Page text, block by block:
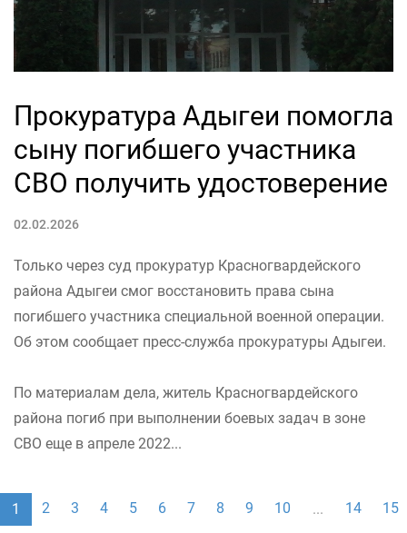
Прокуратура Адыгеи помогла
сыну погибшего участника
СВО получить удостоверение
02.02.2026
Только через суд прокуратур Красногвардейского
района Адыгеи смог восстановить права сына
погибшего участника специальной военной операции.
Об этом сообщает пресс-служба прокуратуры Адыгеи.
По материалам дела, житель Красногвардейского
района погиб при выполнении боевых задач в зоне
СВО еще в апреле 2022...
1 2 3 4 5 6 7 8 9 10 ... 14 15